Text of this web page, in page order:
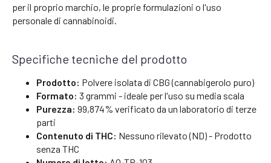
per il proprio marchio, le proprie formulazioni o l'uso
personale di cannabinoidi.
Specifiche tecniche del prodotto
Prodotto: Polvere isolata di CBG (cannabigerolo puro)
Formato: 3 grammi - ideale per l'uso su media scala
Purezza: 99,874% verificato da un laboratorio di terze
parti
Contenuto di THC: Nessuno rilevato (ND) - Prodotto
senza THC